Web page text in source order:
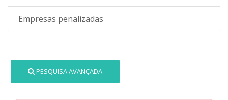
Empresas penalizadas
PESQUISA AVANÇADA